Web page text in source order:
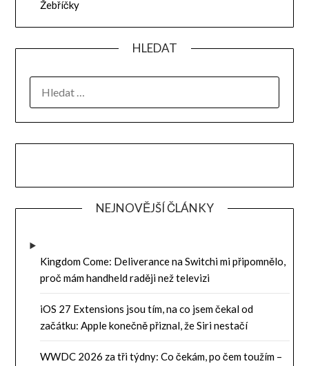
Žebříčky
HLEDAT
NEJNOVĚJŠÍ ČLÁNKY
Kingdom Come: Deliverance na Switchi mi připomnělo,
proč mám handheld raději než televizi
iOS 27 Extensions jsou tím, na co jsem čekal od
začátku: Apple konečně přiznal, že Siri nestačí
WWDC 2026 za tři týdny: Co čekám, po čem toužím –